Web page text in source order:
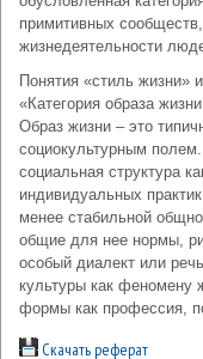
примитивных
жизнедеятельности
Понятия «стиль жизни»
«Категория образа
Образ жизни – это
социокультурным
социальная структура
индивидуальных
менее стабильной
общие для нее нормы,
особый диалект или
культуры как феномену
формы как профессия,
Скачать реферат